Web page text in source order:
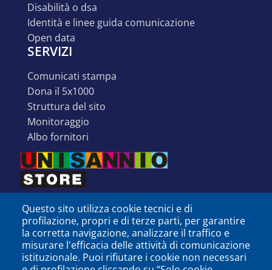
disabilità o dsa
identità e linee guida comunicazione
open data
SERVIZI
comunicati stampa
dona il 5x1000
struttura del sito
monitoraggio
albo fornitori
Questo sito utilizza cookie tecnici e di
profilazione, propri e di terze parti, per garantire
la corretta navigazione, analizzare il traffico e
misurare l'efficacia delle attività di comunicazione
istituzionale. Puoi rifiutare i cookie non necessari